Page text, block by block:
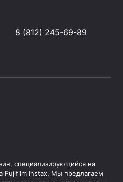
8 (812) 245-69-89
специализирующийся на
Fujifilm Instax. Мы предлагаем